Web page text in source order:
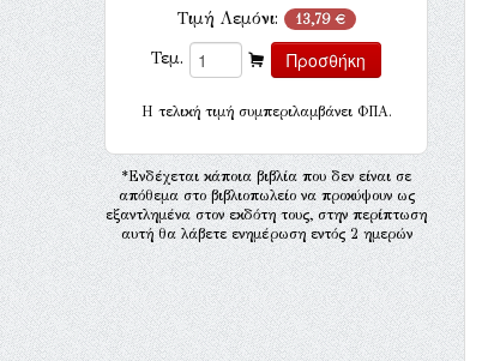
Τιμή Λεμόνι: 13,79 €
Τεμ.
H τελική τιμή συμπεριλαμβάνει ΦΠΑ.
*Ενδέχεται κάποια βιβλία που δεν είναι σε
απόθεμα στο βιβλιοπωλείο να προκύψουν ως
εξαντλημένα στον εκδότη τους, στην περίπτωση
αυτή θα λάβετε ενημέρωση εντός 2 ημερών